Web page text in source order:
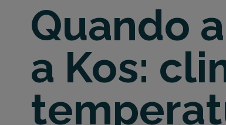
Quando
a Kos: